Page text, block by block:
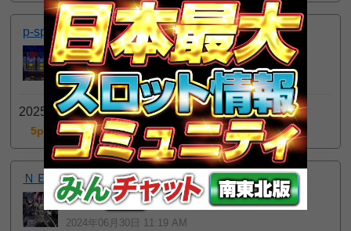
p-space TAKARAJIMA真室川店
にとろ プロ44位
2025年04月19日 6:18 PM
2025年4月時点の店舗外観です。続きを読む
5pt GET!
ＮＥＷ ＣＥＮＴＵＲＹ
ねろ プロ10 位
2024年06月30日 11:19 AM